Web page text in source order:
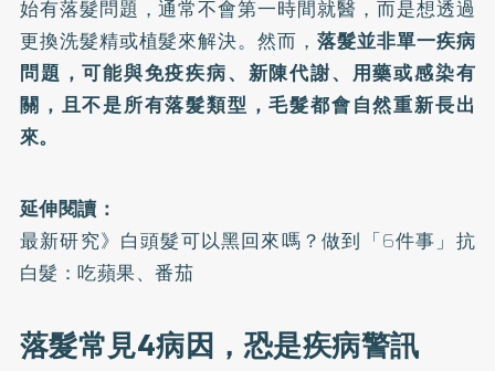
始有落髮問題，通常不會第一時間就醫，而是想透過
更換洗髮精或植髮來解決。然而，落髮並非單一疾病
問題，可能與免疫疾病、新陳代謝、用藥或感染有
關，且不是所有落髮類型，毛髮都會自然重新長出
來。
延伸閱讀：
最新研究》白頭髮可以黑回來嗎？做到「6件事」抗
白髮：吃蘋果、番茄
落髮常見4病因，恐是疾病警訊